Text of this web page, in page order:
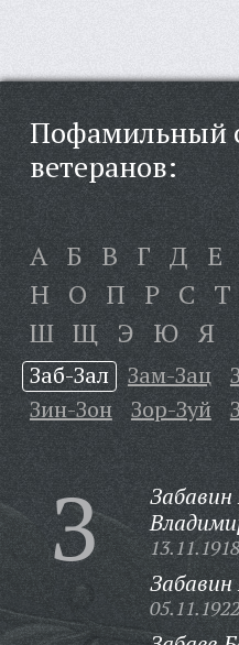
Пофамильный
ветеранов:
А Б В Г Д Е
Н О П Р С Т
Ш Щ Э Ю Я
Заб-Зал Зам-Зац
Зин-Зон
Зор-Зуй
З
Забавин